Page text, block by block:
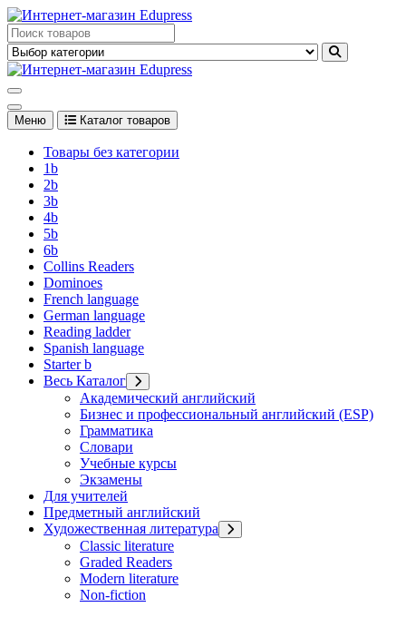
Перейти
к
содержимому
Edupress Uzbekistan, Edupress Узбекистан, книги, учебники на
английском языке
английском языке
Меню Каталог товаров
Товары без категории
1b
2b
3b
4b
5b
6b
Collins Readers
Dominoes
French language
German language
Reading ladder
Spanish language
Starter b
Весь Каталог
Академический английский
Бизнес и профессиональный английский (ESP)
Грамматика
Словари
Учебные курсы
Экзамены
Для учителей
Предметный английский
Художественная литература
Classic literature
Graded Readers
Modern literature
Non-fiction